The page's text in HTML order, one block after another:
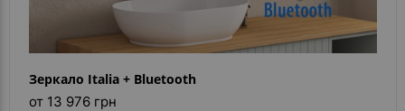
Зеркало Italia + Bluetooth
от 13 976 грн